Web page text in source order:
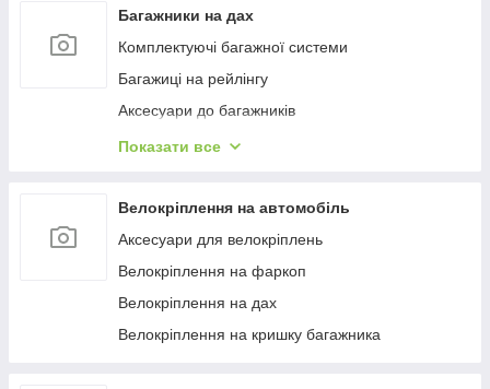
Багажники на дах
Комплектуючі багажної системи
Багажиці на рейлінгу
Аксесуари до багажників
Багажиці в штатне місце
Багажиці на інтегровані рейлінги
Багажники на водості
Показати все
Велокріплення на автомобіль
Аксесуари для велокріплень
Велокріплення на фаркоп
Велокріплення на дах
Велокріплення на кришку багажника